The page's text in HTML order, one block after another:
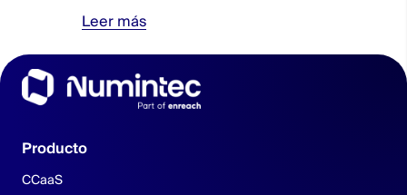
Leer más
Producto
CCaaS